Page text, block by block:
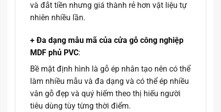
và đắt tiền nhưng giá thành rẻ hơn vật liệu tự
nhiên nhiều lần.
+ Đa dạng mẫu mã của cửa gỗ công nghiệp
MDF phủ PVC:
Bề mặt định hình là gỗ ép nhân tạo nên có thể
làm nhiều mẫu và đa dạng và có thể ép nhiều
vân gỗ đẹp và quý hiếm theo thị hiếu người
tiêu dùng tùy từng thời điểm.